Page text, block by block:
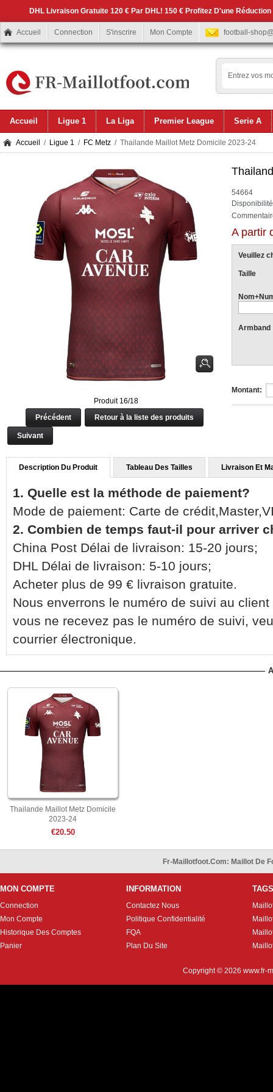
DHL Livraison Gratuite 120 € Par DHL! 150 € Profitez D'une
Accueil Connection S'inscrire Mon Compte football-
Accueil Ligue 1 La Liga Premier League Serie A
Accueil / Ligue 1 / FC Metz / Thailande Maillot Metz Domicile 2023-24
Produit 16/18
Précédent
Retour à la liste des produits
Suivant
54664
A partir
Veuillez
Taille
Armband
Montant:
Description Du Produit Tableau Des Tailles Livraison Et
1. Quelle est la méthode de paiement?
Mode de paiement: Carte de
2. Combien de temps faut-il pour arriver
China Post Délai de livraison: 15-20 jours;
DHL Délai de livraison: 5-10 jours;
Acheter plus de 99 € livraison gratuite.
Nous enverrons le numéro de suivi au
vous ne recevez pas le numéro de suivi,
courrier électronique.
Thailande Maillot Metz Domicile
2023-24
€20.50
Fr-Maillotfoot.com: Maillot De
MON COMPTE
Connection
Mon Compte
Historique Des Comptes
Panier
INFORMATION
Contactez Nous
Politique Confidentialité
FQA
Plan Du Site
TAGS
Copyright © 2026 www.fr-